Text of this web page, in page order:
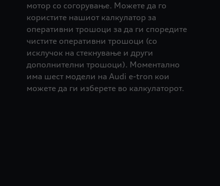
мотор со согорување. Можете да го
користите нашиот калкулатор за
оперативни трошоци за да ги споредите
чистите оперативни трошоци (со
исклучок на стекнување и други
дополнителни трошоци). Моментално
има шест модели на Audi e-tron кои
можете да ги изберете во калкулаторот.